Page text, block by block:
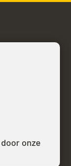
onze